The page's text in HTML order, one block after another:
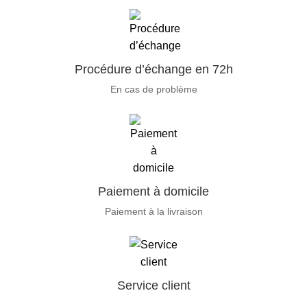
Procédure d’échange en 72h
En cas de problème
Paiement à domicile
Paiement à la livraison
Service client